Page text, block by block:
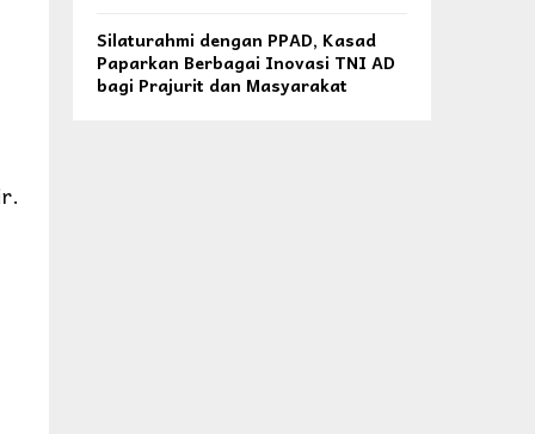
Silaturahmi dengan PPAD, Kasad
Paparkan Berbagai Inovasi TNI AD
bagi Prajurit dan Masyarakat